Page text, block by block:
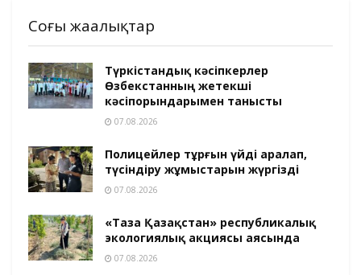
Соңғы жаңалықтар
Түркістандық кәсіпкерлер
Өзбекстанның жетекші
кәсіпорындарымен танысты
07.08.2026
Полицейлер тұрғын үйді аралап,
түсіндіру жұмыстарын жүргізді
07.08.2026
«Таза Қазақстан» республикалық
экологиялық акциясы аясында
07.08.2026